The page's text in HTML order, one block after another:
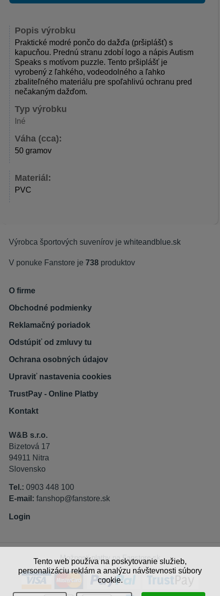
Tento web používa na poskytovanie služieb,
personalizáciu reklám a analýzu návštevnosti súbory
cookie.
Popis výrobku
Praktické modré pončo do dažďa (pršiplášť) s
kapucňou. Prednú stranu zdobí logo a nápis Autism
Speaks s motívom puzzle. Tento pršiplášť je
vyrobený z ľahkého, vodeodolného a ľahko
zbaliteľného materiálu pre spoľahlivú ochranu pred
nečakaným dažďom.
Typ výrobku
Iné
Váha (cca):
50 gramov
Materiál:
PVC
Výrobca športových suvenírov je whiteandblue.sk
V ponuke Fanstore je 738 produktov
O firme
Obchodné podmienky
Reklamačný poriadok
Odstúpiť od zmluvy tu
Ochrana osobných údajov
Upraviť nastavenia cookies
TrustPay - Online Platby
Kontakt
W&B s.r.o.
Bizetová 17
94911 Nitra
Slovensko
Tel.: 0903 448 100
E-mail: fanshop@fanstore.sk
Login
Možnosti platby na Fanstore.sk